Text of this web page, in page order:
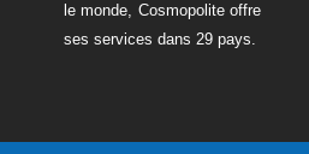
le monde, Cosmopolite offre
ses services dans 29 pays.